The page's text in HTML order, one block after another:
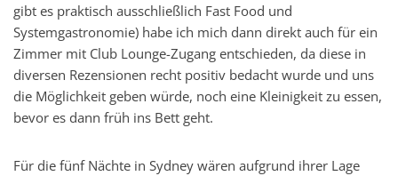
gibt es praktisch ausschließlich Fast Food und
Systemgastronomie) habe ich mich dann direkt auch für ein
Zimmer mit Club Lounge-Zugang entschieden, da diese in
diversen Rezensionen recht positiv bedacht wurde und uns
die Möglichkeit geben würde, noch eine Kleinigkeit zu essen,
bevor es dann früh ins Bett geht.
Für die fünf Nächte in Sydney wären aufgrund ihrer Lage